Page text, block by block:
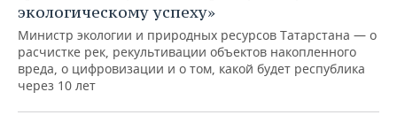
экологическому успеху»
Министр экологии и природных ресурсов Татарстана — о
расчистке рек, рекультивации объектов накопленного
вреда, о цифровизации и о том, какой будет республика
через 10 лет